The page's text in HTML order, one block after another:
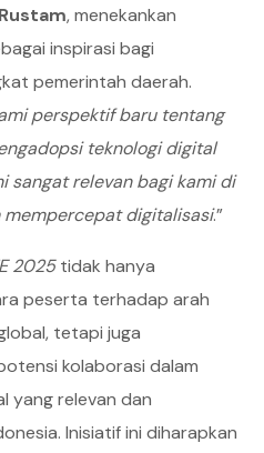
, menekankan
inspirasi bagi
pemerintah daerah.
perspektif baru tentang
teknologi digital
sangat relevan bagi kami di
digitalisasi.”
2025tidak hanya
peserta terhadap arah
tetapi juga
kolaborasi dalam
yang relevan dan
Inisiatif ini diharapkan